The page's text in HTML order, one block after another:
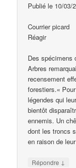
Publié le 10/03/
Courrier picard
Réagir
Des spécimens
Arbres
recensement
forestiers.«
légendes qui
bientôt
ennemis. Un
dont les troncs
en raison de
Répondre ↓